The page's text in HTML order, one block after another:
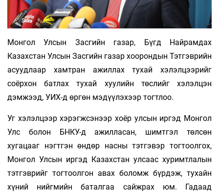
Монгол Улсын Засгийн газар, Бүгд Найрамдах
Казахстан Улсын Засгийн газар хоорондын Тэтгэврийн
асуудлаар хамтран ажиллах тухай хэлэлцээрийг
соёрхон батлах тухай хуулийн төслийг хэлэлцэн
дэмжээд, УИХ-д өргөн мэдүүлэхээр тогтлоо.
Уг хэлэлцээр хэрэгжсэнээр хоёр улсын иргэд Монгол
Улс болон БНКУ-д ажилласан, шимтгэл төлсөн
хугацааг нэгтгэн өндөр насны тэтгэвэр тогтоолгох,
Монгол Улсын иргэд Казахстан улсаас хуримтлалын
тэтгэврийг тогтоолгон авах боломж бүрдэж, тухайн
хүний нийгмийн баталгаа сайжрах юм. Гадаад